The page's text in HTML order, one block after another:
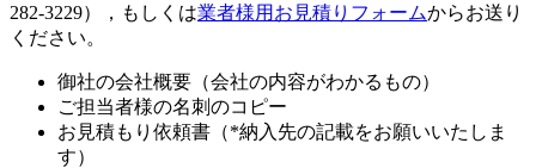
282-3229），もしくは業者様用お見積りフォームからお送り
ください。
御社の会社概要（会社の内容がわかるもの）
ご担当者様の名刺のコピー
お見積もり依頼書（*納入先の記載をお願いいたしま
す）